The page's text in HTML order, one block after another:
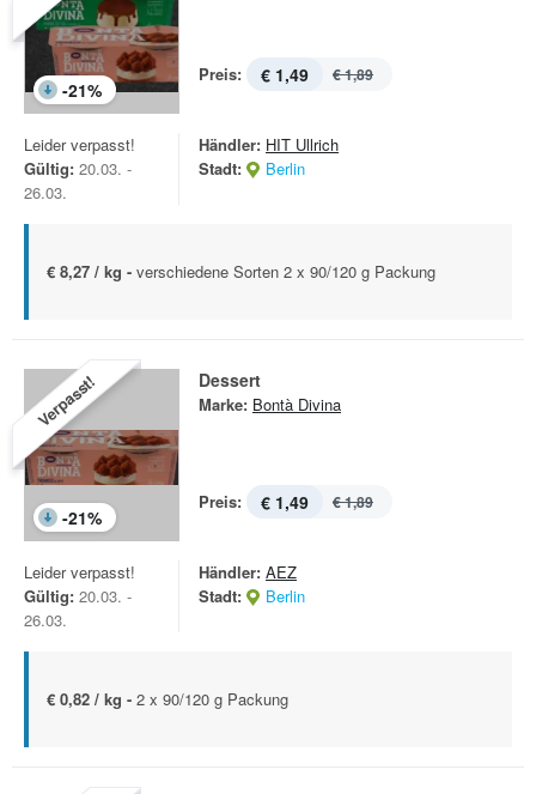
-21%
Preis: € 1,49 € 1,89
Leider verpasst!
Gültig: 20.03. -
26.03.
Händler: HIT Ullrich
Stadt:
Berlin
€ 8,27 / kg - verschiedene Sorten 2 x 90/120 g Packung
Verpasst!
-21%
Dessert
Marke: Bontà Divina
Preis: € 1,49 € 1,89
Leider verpasst!
Gültig: 20.03. -
26.03.
Händler: AEZ
Stadt:
Berlin
€ 0,82 / kg - 2 x 90/120 g Packung